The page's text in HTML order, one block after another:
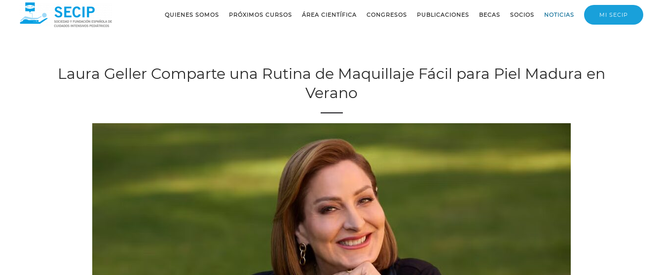
QUIENES SOMOS PRÓXIMOS CURSOS ÁREA CIENTÍFICA CONGRESOS PUBLICACIONES BECAS SOCIOS NOTICIAS MI SECIP
Laura Geller Comparte una Rutina de Maquillaje Fácil para Piel Madura en
Verano